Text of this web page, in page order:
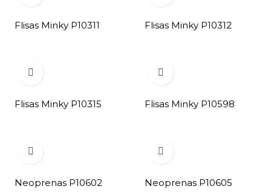
Flisas Minky P10311 Flisas Minky P10312

Flisas Minky P10315

Flisas Minky P10598

Neoprenas P10602

Neoprenas P10605